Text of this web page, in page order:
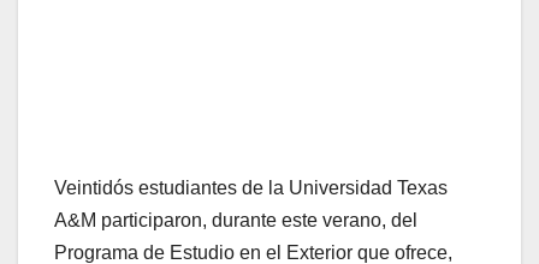
Veintidós estudiantes de la Universidad Texas
A&M participaron, durante este verano, del
Programa de Estudio en el Exterior que ofrece,